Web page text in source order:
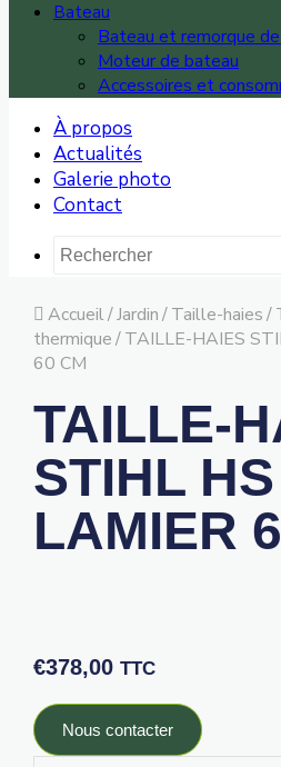
Bateau
Bateau et remorque
Moteur de bateau
Accessoires et
À propos
Actualités
Galerie photo
Contact
Accueil/Jardin/ Taille-haies/
thermique/ TAILLE-HAIES
60 CM
TAILLE-
STIHL
LAMIER
€378,00 TTC
Nous contacter